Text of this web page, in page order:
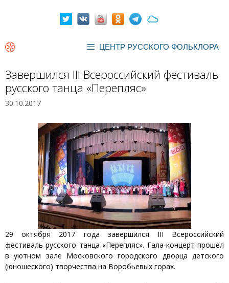
ЦЕНТР РУССКОГО ФОЛЬКЛОРА
Завершился III Всероссийский фестиваль
русского танца «Перепляс»
30.10.2017
29 октября 2017 года завершился III Всероссийский
фестиваль русского танца «Перепляс». Гала-концерт прошел
в уютном зале Московского городского дворца детского
(юношеского) творчества на Воробьевых горах.